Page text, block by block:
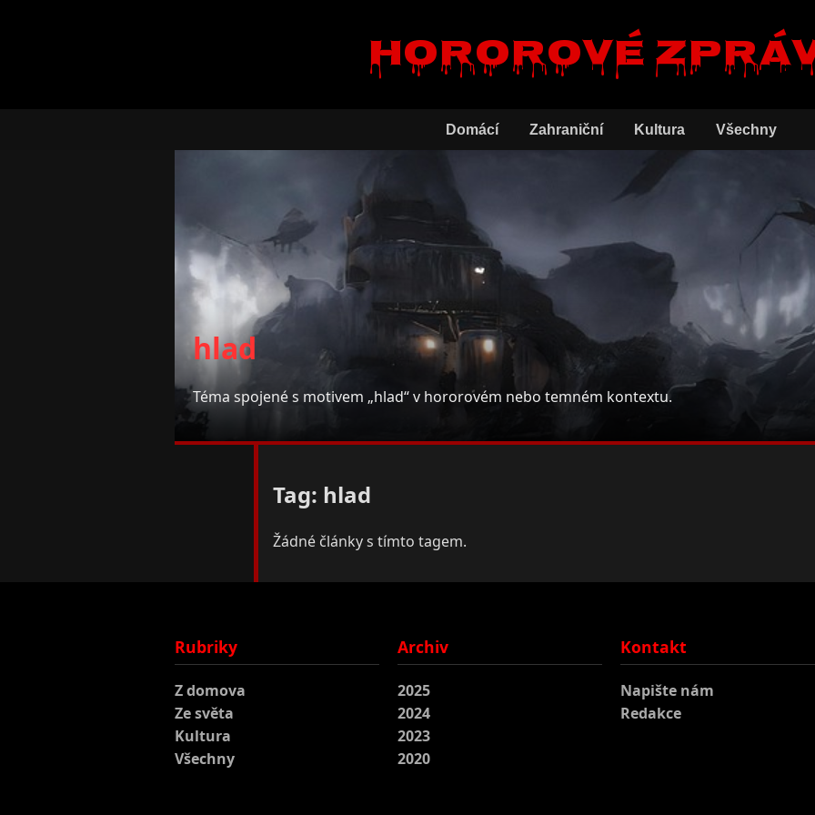
Hororové
Domácí Zahraniční Kultura Všechny
hlad
Téma spojené s motivem „hlad“ v hororovém nebo temném kontextu.
Tag: hlad
Žádné články s tímto tagem.
Rubriky
Z domova
Ze světa
Kultura
Všechny
Archiv
2025
2024
2023
2020
Kontakt
Napište nám
Redakce